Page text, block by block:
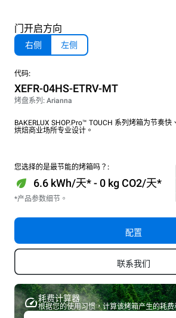
门开启方向
右侧 左侧
代码:
XEFR-04HS-ETRV-MT
烤盘系列: Arianna
BAKERLUX SHOP.Pro™ TOUCH 系列烤箱为节奏
烘焙商业场所专业设计。
您选择的是最节能的烤箱吗？:
6.6 kWh/天* - 0 kg CO2/天*
*产品参数细节。
配置
联系我们
耗费计算器
根据您的使用习惯，计算该烤箱产生的耗